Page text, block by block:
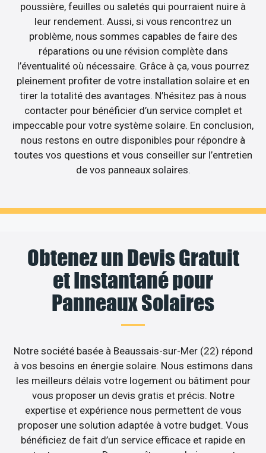
poussière, feuilles ou saletés qui pourraient nuire à
leur rendement. Aussi, si vous rencontrez un
problème, nous sommes capables de faire des
réparations ou une révision complète dans
l’éventualité où nécessaire. Grâce à ça, vous pourrez
pleinement profiter de votre installation solaire et en
tirer la totalité des avantages. N’hésitez pas à nous
contacter pour bénéficier d’un service complet et
impeccable pour votre système solaire. En conclusion,
nous restons en outre disponibles pour répondre à
toutes vos questions et vous conseiller sur l’entretien
de vos panneaux solaires.
Obtenez un Devis Gratuit
et Instantané pour
Panneaux Solaires
Notre société basée à Beaussais-sur-Mer (22) répond
à vos besoins en énergie solaire. Nous estimons dans
les meilleurs délais votre logement ou bâtiment pour
vous proposer un devis gratis et précis. Notre
expertise et expérience nous permettent de vous
proposer une solution adaptée à votre budget. Vous
bénéficiez de fait d’un service efficace et rapide en